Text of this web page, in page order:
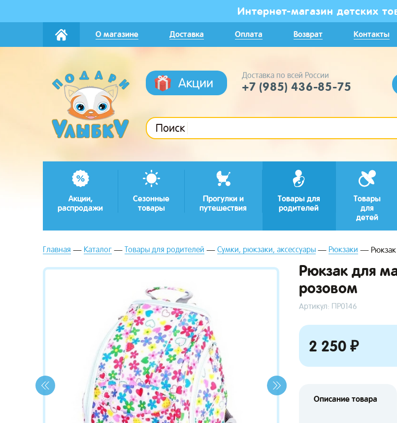
Интернет-магазин детских
О магазине Доставка Оплата Возврат Контакты
Акции
Доставка по всей России
+7 (985) 436-85-75
Поиск
Акции,
распродажи
Сезонные
товары
Прогулки и
путешествия
Товары для
родителей
Товары
для
детей
Главная Каталог Товары для родителей Сумки, рюкзаки, аксессуары Рюкзаки
Рюкзак для
розовом
Артикул: ПР0146
2 250 ₽
Описание товара